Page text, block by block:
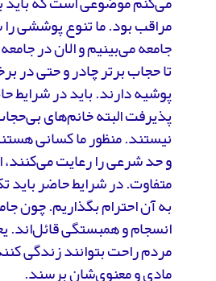
مراقب بود. ما تنوع پوششی
جامعه می‌بینیم و الان در
تا حجاب برتر چادر و حتی در
پوشیه دارند. باید در شرایط
پذیرفت البته خانم‌های
نیستند. منظور ما کسانی
و حد شرعی را رعایت
متفاوت. در شرایط حاضر باید
به آن احترام بگذاریم. چون
انسجام و همبستگی قائل‌اند.
مردم راحت بتوانند زندگی
مادی و معنوی‌شان برسند.